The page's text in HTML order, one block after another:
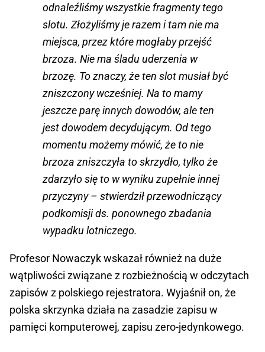
odnaleźliśmy wszystkie fragmenty tego
slotu. Złożyliśmy je razem i tam nie ma
miejsca, przez które mogłaby przejść
brzoza. Nie ma śladu uderzenia w
brzozę. To znaczy, że ten slot musiał być
zniszczony wcześniej. Na to mamy
jeszcze parę innych dowodów, ale ten
jest dowodem decydującym. Od tego
momentu możemy mówić, że to nie
brzoza zniszczyła to skrzydło, tylko że
zdarzyło się to w wyniku zupełnie innej
przyczyny – stwierdził przewodniczący
podkomisji ds. ponownego zbadania
wypadku lotniczego.
Profesor Nowaczyk wskazał również na duże
wątpliwości związane z rozbieżnością w odczytach
zapisów z polskiego rejestratora. Wyjaśnił on, że
polska skrzynka działa na zasadzie zapisu w
pamięci komputerowej, zapisu zero-jedynkowego.